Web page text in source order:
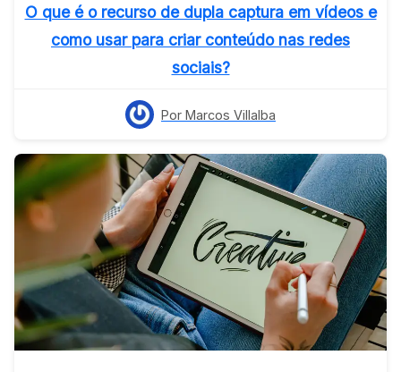
O que é o recurso de dupla captura em vídeos e
como usar para criar conteúdo nas redes
sociais?
Por Marcos Villalba